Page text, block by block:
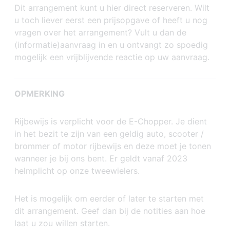
Dit arrangement kunt u hier direct reserveren. Wilt
u toch liever eerst een prijsopgave of heeft u nog
vragen over het arrangement? Vult u dan de
(informatie)aanvraag in en u ontvangt zo spoedig
mogelijk een vrijblijvende reactie op uw aanvraag.
OPMERKING
Rijbewijs is verplicht voor de E-Chopper. Je dient
in het bezit te zijn van een geldig auto, scooter /
brommer of motor rijbewijs en deze moet je tonen
wanneer je bij ons bent. Er geldt vanaf 2023
helmplicht op onze tweewielers.
Het is mogelijk om eerder of later te starten met
dit arrangement. Geef dan bij de notities aan hoe
laat u zou willen starten.